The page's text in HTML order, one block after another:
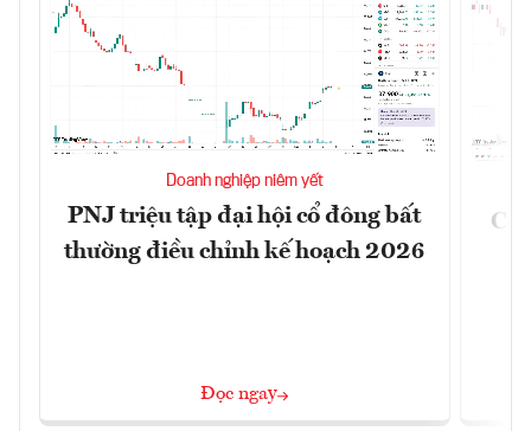
Doanh nghiệp niêm yết
PNJ triệu tập đại hội cổ đông bất
thường điều chỉnh kế hoạch 2026
Đọc ngay